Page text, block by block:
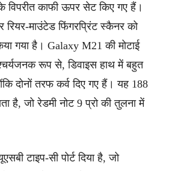
विपरीत काफी ऊपर सेट किए गए हैं।
रियर-माउंटेड फिंगरप्रिंट स्कैनर को
गया है। Galaxy M21 की मोटाई
रूप से, डिवाइस हाथ में बहुत
दोनों तरफ कर्व दिए गए हैं। यह 188
है, जो रेडमी नोट 9 प्रो की तुलना में
टाइप-सी पोर्ट दिया है, जो